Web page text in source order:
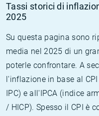
Tassi storici di
2025
Su questa pagina sono
media nel 2025 di un
poterle confrontare. A
l'inflazione in base al
IPC) e all'IPCA (indice
/ HICP). Spesso il CPI è